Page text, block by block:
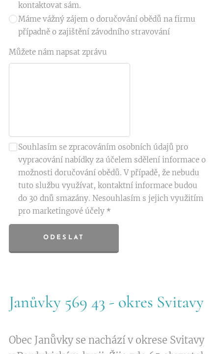
kontaktovat sám.
Máme vážný zájem o doručování obědů na firmu
případně o zajištění závodního stravování
Můžete nám napsat zprávu
Souhlasím se zpracováním osobních údajů pro
vypracování nabídky za účelem sdělení informace o
možnosti doručování obědů. V případě, že nebudu
tuto službu využívat, kontaktní informace budou
do 30 dnů smazány. Nesouhlasím s jejich využitím
pro marketingové účely
ODESLAT
Janůvky 569 43 - okres Svitavy
Obec Janůvky se nachází v okrese Svitavy